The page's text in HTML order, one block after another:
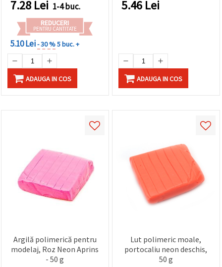
7.28 Lei 1-4 buc.
REDUCERI
PENTRU CANTITATE
5.10 Lei- 30 %5 buc. +
ADAUGA IN COS
5.46 Lei
ADAUGA IN COS
Argilă polimerică pentru
modelaj, Roz Neon Aprins
- 50 g
Lut polimeric moale,
portocaliu neon deschis,
50 g